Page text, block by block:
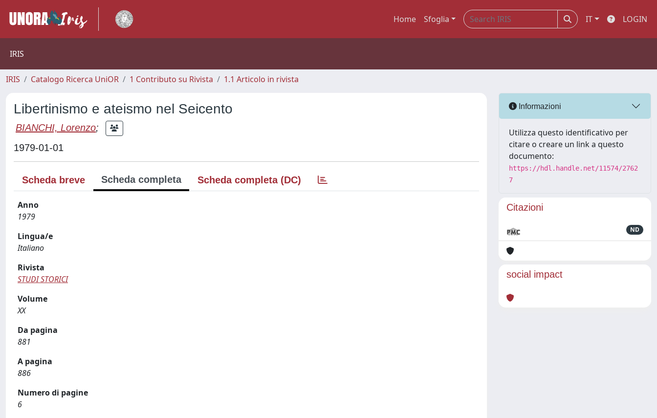
Home Sfoglia IT LOGIN
IRIS
IRIS Catalogo Ricerca UniOR 1 Contributo su Rivista 1.1 Articolo in rivista
Libertinismo e ateismo nel Seicento
BIANCHI, Lorenzo;
1979-01-01
Scheda breve Scheda completa Scheda completa (DC)
Anno
1979
Lingua/e
Italiano
Rivista
STUDI STORICI
Volume
XX
Da pagina
881
A pagina
886
Numero di pagine
6
Informazioni
Utilizza questo identificativo per
citare o creare un link a questo
documento:
https://hdl.handle.net/11574/2762
7
Citazioni
ND
social impact